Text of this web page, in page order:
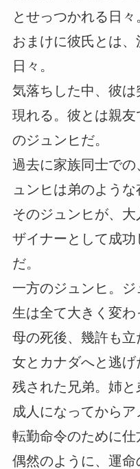
とせっつかれる日々
おまけに彼氏とは
日々。
気落ちした中、彼
現れる。彼とは親
のジュンヒだ。
過去に家族同士で
ュンヒは弟のような
そのジュンヒが、
ザイナーとして成
だ。
一方のジュンヒ。
生は全て大きく変わ
母の死後、幾許も
女とカナダへと逃げ
残された兄弟。姉と
成人になってからア
転勤命令のために
偶然のように、運